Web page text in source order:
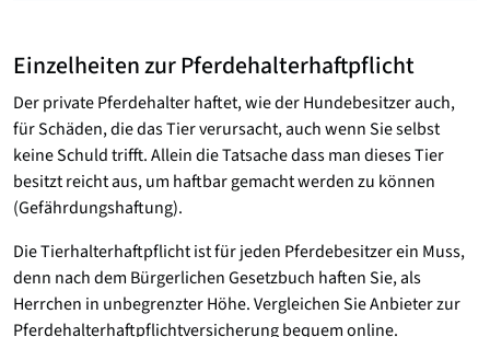
Einzelheiten zur Pferdehalterhaftpflicht
Der private Pferdehalter haftet, wie der Hundebesitzer auch,
für Schäden, die das Tier verursacht, auch wenn Sie selbst
keine Schuld trifft. Allein die Tatsache dass man dieses Tier
besitzt reicht aus, um haftbar gemacht werden zu können
(Gefährdungshaftung).
Die Tierhalterhaftpflicht ist für jeden Pferdebesitzer ein Muss,
denn nach dem Bürgerlichen Gesetzbuch haften Sie, als
Herrchen in unbegrenzter Höhe. Vergleichen Sie Anbieter zur
Pferdehalterhaftpflichtversicherung bequem online.